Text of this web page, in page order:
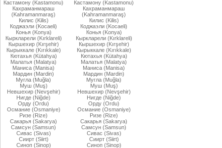
Кастамону (Kastamonu)
Кахраманмараш
(Kahramanmaraş)
Килис (Kilis)
Коджаэли (Kocaeli)
Конья (Konya)
Кыркларели (Kırklareli)
Кыршехир (Kırşehir)
Кырыккале (Kırıkkale)
Кютахья (Kütahya)
Малатья (Malatya)
Маниса (Manisa)
Мардин (Mardin)
Мугла (Muğla)
Муш (Muş)
Невшехир (Nevşehir)
Нигде (Niğde)
Орду (Ordu)
Османие (Osmaniye)
Ризе (Rize)
Сакарья (Sakarya)
Самсун (Samsun)
Сивас (Sivas)
Сиирт (Siirt)
Синоп (Sinop)
Кастамону (Kastamonu)
Кахраманмараш
(Kahramanmaraş)
Килис (Kilis)
Коджаэли (Kocaeli)
Конья (Konya)
Кыркларели (Kırklareli)
Кыршехир (Kırşehir)
Кырыккале (Kırıkkale)
Кютахья (Kütahya)
Малатья (Malatya)
Маниса (Manisa)
Мардин (Mardin)
Мугла (Muğla)
Муш (Muş)
Невшехир (Nevşehir)
Нигде (Niğde)
Орду (Ordu)
Османие (Osmaniye)
Ризе (Rize)
Сакарья (Sakarya)
Самсун (Samsun)
Сивас (Sivas)
Сиирт (Siirt)
Синоп (Sinop)